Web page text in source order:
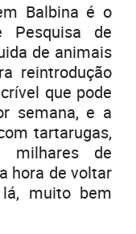
Balbina é o
Pesquisa de
de animais
reintrodução
que pode
semana, e a
tartarugas,
milhares de
hora de voltar
muito bem